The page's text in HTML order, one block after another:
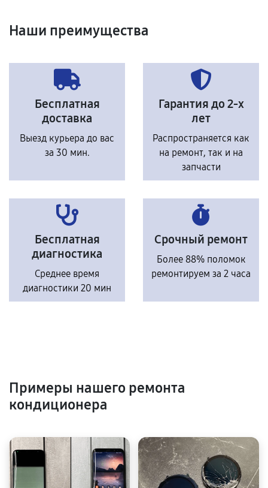
Наши преимущества
Бесплатная
доставка
Выезд курьера до вас
за 30 мин.
Гарантия до 2-х
лет
Распространяется как
на ремонт, так и на
запчасти
Бесплатная
диагностика
Среднее время
диагностики 20 мин
Срочный ремонт
Более 88% поломок
ремонтируем за 2 часа
Примеры нашего ремонта
кондиционера